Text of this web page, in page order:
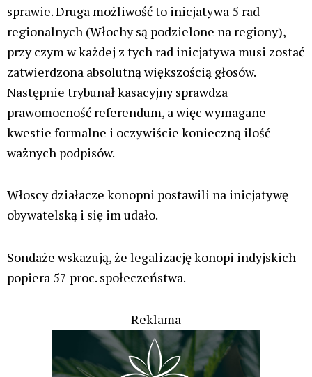
sprawie. Druga możliwość to inicjatywa 5 rad
regionalnych (Włochy są podzielone na regiony),
przy czym w każdej z tych rad inicjatywa musi zostać
zatwierdzona absolutną większością głosów.
Następnie trybunał kasacyjny sprawdza
prawomocność referendum, a więc wymagane
kwestie formalne i oczywiście konieczną ilość
ważnych podpisów.
Włoscy działacze konopni postawili na inicjatywę
obywatelską i się im udało.
Sondaże wskazują, że legalizację konopi indyjskich
popiera 57 proc. społeczeństwa.
Reklama